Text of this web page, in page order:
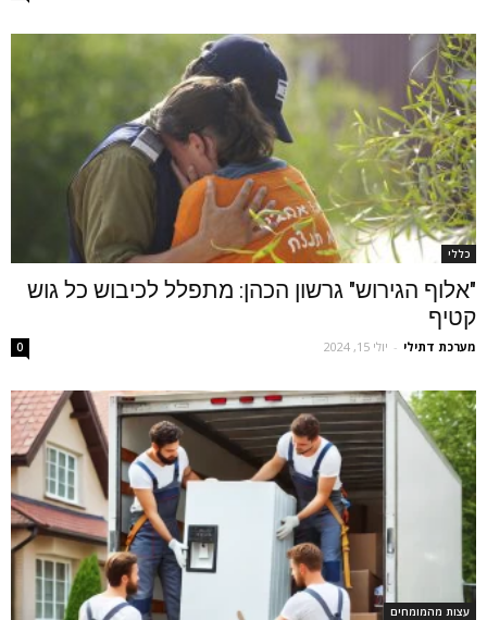
כללי
"אלוף הגירוש" גרשון הכהן: מתפלל לכיבוש כל גוש
קטיף
מערכת דתילי - יולי 15, 2024 0
עצות מהמומחים